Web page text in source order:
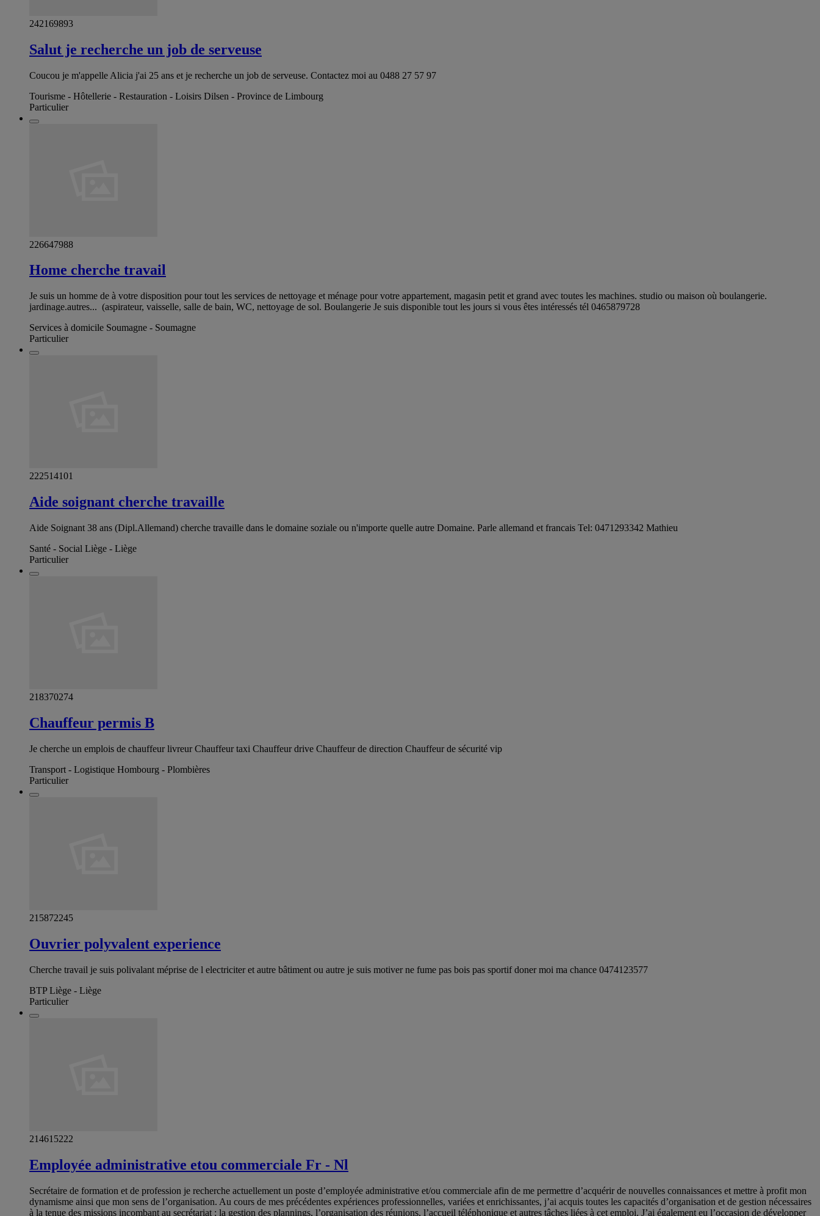
242169893
Salut je recherche un job de serveuse
Coucou je m'appelle Alicia j'ai 25 ans et je recherche un job de serveuse. Contactez moi au 0488 27 57 97
Tourisme - Hôtellerie - Restauration - Loisirs Dilsen - Province de Limbourg
Particulier
226647988
Home cherche travail
Je suis un homme de à votre disposition pour tout les services de nettoyage et ménage pour votre appartement, magasin petit et grand avec toutes les machines. studio ou maison où boulangerie.
jardinage.autres... (aspirateur, vaisselle, salle de bain, WC, nettoyage de sol. Boulangerie Je suis disponible tout les jours si vous êtes intéressés tél 0465879728
Services à domicile Soumagne - Soumagne
Particulier
222514101
Aide soignant cherche travaille
Aide Soignant 38 ans (Dipl.Allemand) cherche travaille dans le domaine soziale ou n'importe quelle autre Domaine. Parle allemand et francais Tel: 0471293342 Mathieu
Santé - Social Liège - Liège
Particulier
218370274
Chauffeur permis B
Je cherche un emplois de chauffeur livreur Chauffeur taxi Chauffeur drive Chauffeur de direction Chauffeur de sécurité vip
Transport - Logistique Hombourg - Plombières
Particulier
215872245
Ouvrier polyvalent experience
Cherche travail je suis polivalant méprise de l electriciter et autre bâtiment ou autre je suis motiver ne fume pas bois pas sportif doner moi ma chance 0474123577
BTP Liège - Liège
Particulier
214615222
Employée administrative etou commerciale Fr - Nl
Secrétaire de formation et de profession je recherche actuellement un poste d’employée administrative et/ou commerciale afin de me permettre d’acquérir de nouvelles connaissances et mettre à profit mon
dynamisme ainsi que mon sens de l’organisation. Au cours de mes précédentes expériences professionnelles, variées et enrichissantes, j’ai acquis toutes les capacités d’organisation et de gestion nécessaires
à la tenue des missions incombant au secrétariat : la gestion des plannings, l’organisation des réunions, l’accueil téléphonique et autres tâches liées à cet emploi. J’ai également eu l’occasion de développer